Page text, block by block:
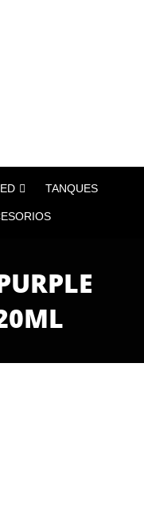
TANQUES